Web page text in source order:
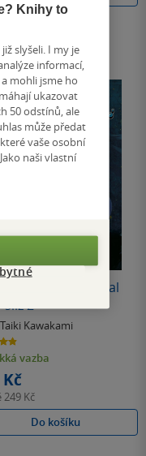
se reinkarnoval
sliz 2
Taiki Kawakami
vazba
249 Kč
Do košíku
Knihy to
slyšeli. I my je
informací,
mohli jsme ho
ukazovat
50 odstínů, ale
může předat
vaše osobní
naši vlastní